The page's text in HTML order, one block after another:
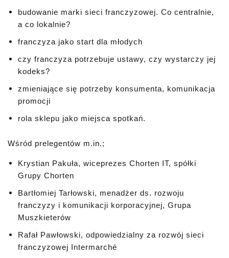
budowanie marki sieci franczyzowej. Co centralnie,
a co lokalnie?
franczyza jako start dla młodych
czy franczyza potrzebuje ustawy, czy wystarczy jej
kodeks?
zmieniające się potrzeby konsumenta, komunikacja
promocji
rola sklepu jako miejsca spotkań.
Wśród prelegentów m.in.;
Krystian Pakuła, wiceprezes Chorten IT, spółki
Grupy Chorten
Bartłomiej Tarłowski, menadżer ds. rozwoju
franczyzy i komunikacji korporacyjnej, Grupa
Muszkieterów
Rafał Pawłowski, odpowiedzialny za rozwój sieci
franczyzowej Intermarché